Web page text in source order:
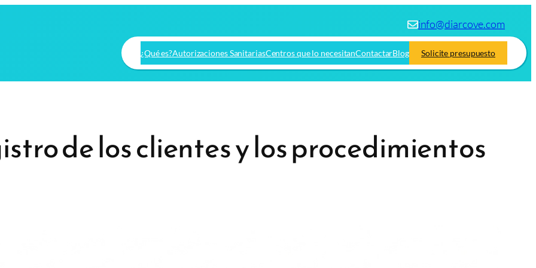
info@diarcove.com
¿Qué es?Autorizaciones SanitariasCentros que lo necesitanContactarBlog Solicite presupuesto
de los clientes y los procedimientos